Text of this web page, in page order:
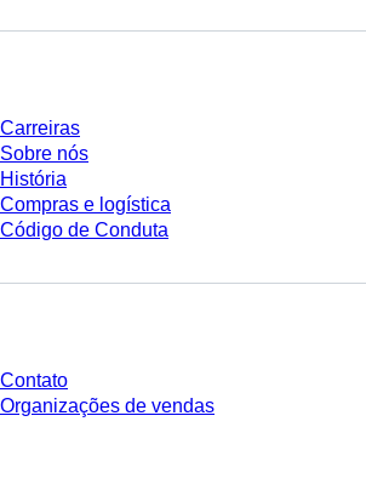
Carreiras
Sobre nós
História
Compras e logística
Código de Conduta
Contato
Organizações de vendas